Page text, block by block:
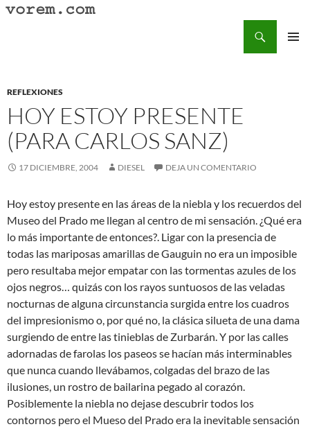
Saltar
REFLEXIONES
HOY ESTOY PRESENTE
(PARA CARLOS SANZ)
17 DICIEMBRE, 2004 DIESEL DEJA UN COMENTARIO
Hoy estoy presente en las áreas de la niebla y los recuerdos del
Museo del Prado me llegan al centro de mi sensación. ¿Qué era
lo más importante de entonces?. Ligar con la presencia de
todas las mariposas amarillas de Gauguin no era un imposible
pero resultaba mejor empatar con las tormentas azules de los
ojos negros… quizás con los rayos suntuosos de las veladas
nocturnas de alguna circunstancia surgida entre los cuadros
del impresionismo o, por qué no, la clásica silueta de una dama
surgiendo de entre las tinieblas de Zurbarán. Y por las calles
adornadas de farolas los paseos se hacían más interminables
que nunca cuando llevábamos, colgadas del brazo de las
ilusiones, un rostro de bailarina pegado al corazón.
Posiblemente la niebla no dejase descubrir todos los
contornos pero el Mueso del Prado era la inevitable sensación